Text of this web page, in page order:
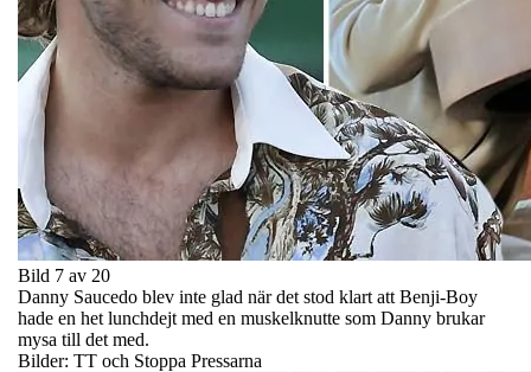
Bild 7 av 20
Danny Saucedo blev inte glad när det stod klart att Benji-Boy
hade en het lunchdejt med en muskelknutte som Danny brukar
mysa till det med.
Bilder: TT och Stoppa Pressarna